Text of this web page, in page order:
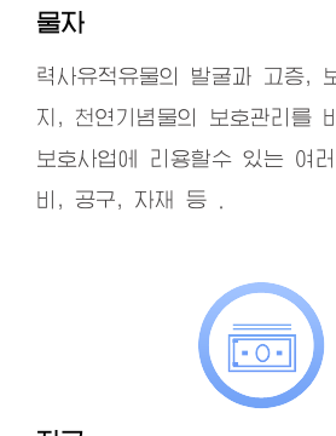
물자
력사유적유물의 발굴과 고증,
지, 천연기념물의 보호관리를
보호사업에 리용할수 있는 여
비, 공구, 자재 등 .